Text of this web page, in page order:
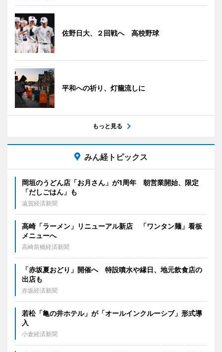
佐野日大、２回戦へ 高校野球
平和への祈り、灯籠流しに
もっと見る
みん経トピックス
岡垣のうどん店「お月さん」が1周年 朝営業開始、限定
「だしごはん」も
遠賀経済新聞
高崎「ラーメン」リニューアル新店 「ワンタン麺」看板
メニューへ
高崎前橋経済新聞
「赤坂夏おどり」開催へ 特設噴水や縁日、地元飲食店の
出店も
赤坂経済新聞
若松「亀の井ホテル」が「オールインクルーシブ」形式導
入
小倉経済新聞